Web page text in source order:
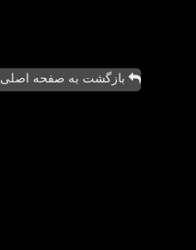
بازگشت به صفحه اصلی